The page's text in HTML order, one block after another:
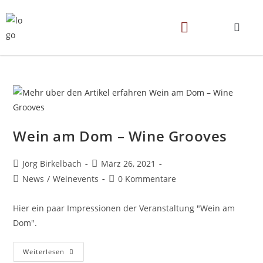
Wein am Dom – Wine Grooves
Jörg Birkelbach
März 26, 2021
News / Weinevents 0 Kommentare
Hier ein paar Impressionen der Veranstaltung "Wein am
Dom".
Weiterlesen